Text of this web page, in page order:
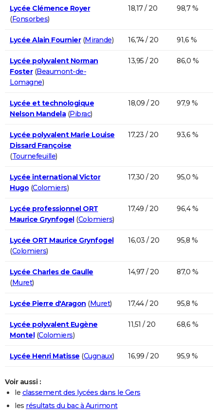
Lycée Clémence Royer
(Fonsorbes)
18,17 / 20 98,7 %
Lycée Alain Fournier(Mirande) 16,74 / 20 91,6 %
Lycée polyvalent Norman
Foster(Beaumont-de-
Lomagne)
13,95 / 20 86,0 %
Lycée et technologique
Nelson Mandela(Pibrac)
18,09 / 20 97,9 %
Lycée polyvalent Marie Louise
Dissard Françoise
(Tournefeuille)
17,23 / 20 93,6 %
Lycée international Victor
Hugo (Colomiers)
17,30 / 20 95,0 %
Lycée professionnel ORT
Maurice Grynfogel(Colomiers)
17,49 / 20 96,4 %
Lycée ORT Maurice Grynfogel
(Colomiers)
16,03 / 20 95,8 %
Lycée Charles de Gaulle
(Muret)
14,97 / 20 87,0 %
Lycée Pierre d'Aragon (Muret) 17,44 / 20 95,8 %
Lycée polyvalent Eugène
Montel(Colomiers)
11,51 / 20 68,6 %
Lycée Henri Matisse (Cugnaux) 16,99 / 20 95,9 %
Voir aussi :
le classement des lycées dans le Gers
les résultats du bac à Aurimont